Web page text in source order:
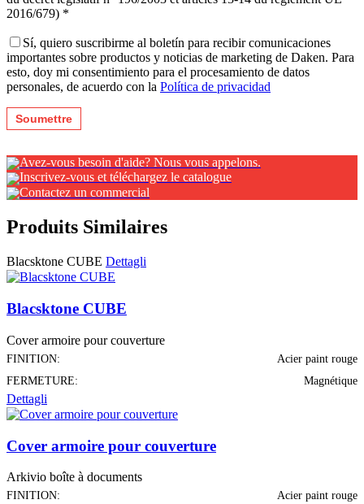
2016/679) *
Sí, quiero suscribirme al boletín para recibir comunicaciones
importantes sobre productos y noticias de marketing de Daken. Para
esto, doy mi consentimiento para el procesamiento de datos
personales, de acuerdo con la Política de privacidad
Avez-vous besoin d'aide? Nous vous appelons.
Inscrivez-vous et téléchargez le catalogue
Contactez un commercial
Produits Similaires
Blacsktone CUBE Dettagli
Blacsktone CUBE
Cover armoire pour couverture
FINITION:
Acier paint rouge
FERMETURE:
Magnétique
Dettagli
Cover armoire pour couverture
Arkivio boîte à documents
FINITION:
Acier paint rouge